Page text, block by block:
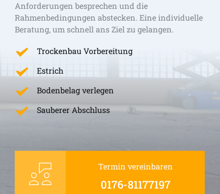
Anforderungen besprechen und die
Rahmenbedingungen abstecken. Eine individuelle
Beratung, um schnell ans Ziel zu gelangen.
Trockenbau Vorbereitung
Estrich
Bodenbelag verlegen
Sauberer Abschluss
Termin vereinbaren
0176-81177197